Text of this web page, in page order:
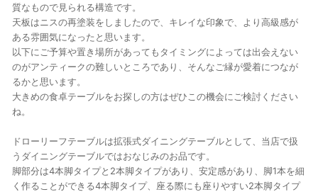
質なもので見られる構造です。
天板はニスの再塗装をしましたので、キレイな印象で、より高級感が
ある雰囲気になったと思います。
以下にご予算や置き場所があってもタイミングによっては出会えない
のがアンティークの難しいところであり、そんなご縁が愛着につなが
るかと思います。
大きめの食卓テーブルをお探しの方はぜひこの機会にご検討ください
ね。
ドローリーフテーブルは拡張式ダイニングテーブルとして、当店で扱
うダイニングテーブルではおなじみのお品です。
脚部分は4本脚タイプと2本脚タイプがあり、安定感があり、脚1本を細
く作ることができる4本脚タイプ、座る際にも座りやすい2本脚タイプ